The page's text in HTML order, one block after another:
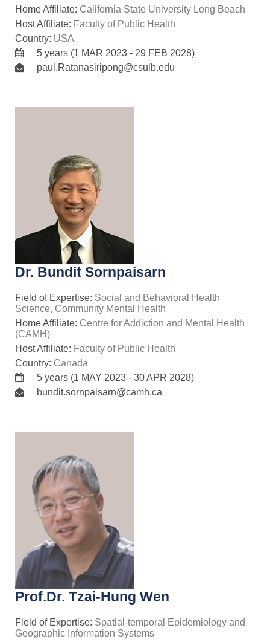
Home Affiliate: California State University Long Beach
Host Affiliate: Faculty of Public Health
Country: USA
5 years (1 MAR 2023 - 29 FEB 2028)
paul.Ratanasiripong@csulb.edu
Dr. Bundit Sornpaisarn
Field of Expertise: Social and Behavioral Health
Science, Community Mental Health
Home Affiliate: Centre for Addiction and Mental Health
(CAMH)
Host Affiliate: Faculty of Public Health
Country: Canada
5 years (1 MAY 2023 - 30 APR 2028)
bundit.sornpaisarn@camh.ca
Prof.Dr. Tzai-Hung Wen
Field of Expertise: Spatial-temporal Epidemiology and
Geographic Information Systems